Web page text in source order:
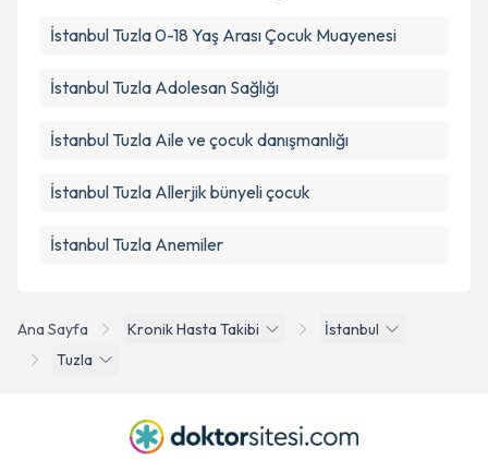
Ana Sayfa Kronik Hasta Takibi
İstanbul
Tuzla
İstanbul Tuzla 0-18 Yaş Arası Çocuk Muayenesi
İstanbul Tuzla Adolesan Sağlığı
İstanbul Tuzla Aile ve çocuk danışmanlığı
İstanbul Tuzla Allerjik bünyeli çocuk
İstanbul Tuzla Anemiler